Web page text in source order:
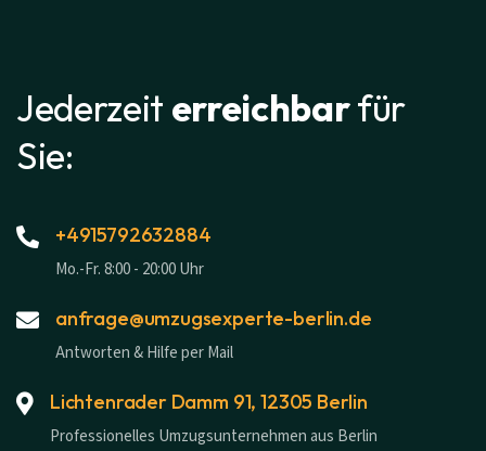
Jederzeit erreichbarfür
Sie:
+4915792632884
Mo.-Fr. 8:00 - 20:00 Uhr
anfrage@umzugsexperte-berlin.de
Antworten & Hilfe per Mail
Lichtenrader Damm 91, 12305 Berlin
Professionelles Umzugsunternehmen aus Berlin